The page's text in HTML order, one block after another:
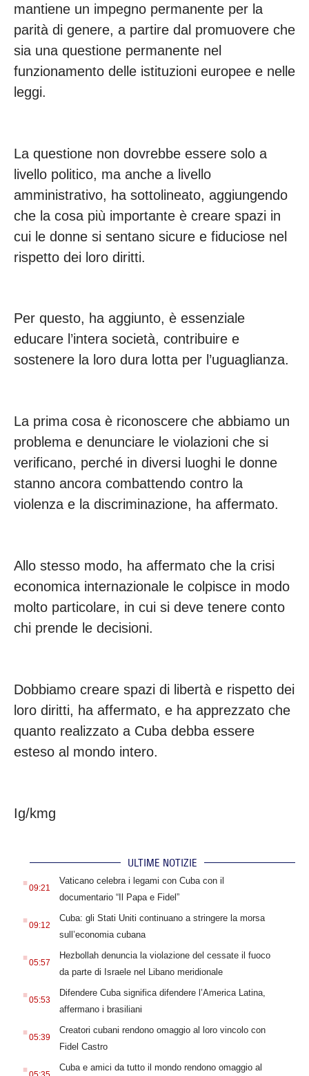
mantiene un impegno permanente per la
parità di genere, a partire dal promuovere che
sia una questione permanente nel
funzionamento delle istituzioni europee e nelle
leggi.
La questione non dovrebbe essere solo a
livello politico, ma anche a livello
amministrativo, ha sottolineato, aggiungendo
che la cosa più importante è creare spazi in
cui le donne si sentano sicure e fiduciose nel
rispetto dei loro diritti.
Per questo, ha aggiunto, è essenziale
educare l’intera società, contribuire e
sostenere la loro dura lotta per l’uguaglianza.
La prima cosa è riconoscere che abbiamo un
problema e denunciare le violazioni che si
verificano, perché in diversi luoghi le donne
stanno ancora combattendo contro la
violenza e la discriminazione, ha affermato.
Allo stesso modo, ha affermato che la crisi
economica internazionale le colpisce in modo
molto particolare, in cui si deve tenere conto
chi prende le decisioni.
Dobbiamo creare spazi di libertà e rispetto dei
loro diritti, ha affermato, e ha apprezzato che
quanto realizzato a Cuba debba essere
esteso al mondo intero.
Ig/kmg
ULTIME NOTIZIE
. 09:21
Vaticano celebra i legami con Cuba con il
documentario “Il Papa e Fidel”
. 09:12
Cuba: gli Stati Uniti continuano a stringere la morsa
sull’economia cubana
. 05:57
Hezbollah denuncia la violazione del cessate il fuoco
da parte di Israele nel Libano meridionale
. 05:53
Difendere Cuba significa difendere l’America Latina,
affermano i brasiliani
. 05:39
Creatori cubani rendono omaggio al loro vincolo con
Fidel Castro
.
Cuba e amici da tutto il mondo rendono omaggio al